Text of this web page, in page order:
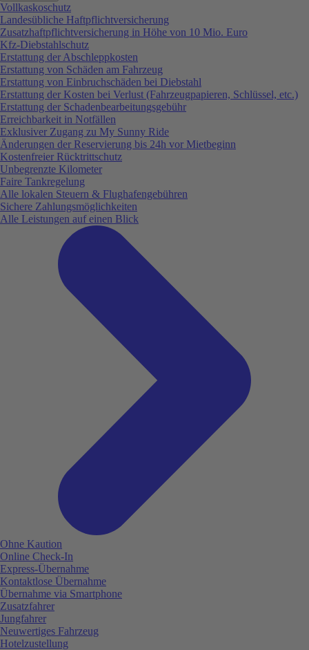
Vollkaskoschutz
Landesübliche Haftpflichtversicherung
Zusatzhaftpflichtversicherung in Höhe von 10 Mio. Euro
Kfz-Diebstahlschutz
Erstattung der Abschleppkosten
Erstattung von Schäden am Fahrzeug
Erstattung von Einbruchschäden bei Diebstahl
Erstattung der Kosten bei Verlust (Fahrzeugpapieren, Schlüssel, etc.)
Erstattung der Schadenbearbeitungsgebühr
Erreichbarkeit in Notfällen
Exklusiver Zugang zu My Sunny Ride
Änderungen der Reservierung bis 24h vor Mietbeginn
Kostenfreier Rücktrittschutz
Unbegrenzte Kilometer
Faire Tankregelung
Alle lokalen Steuern & Flughafengebühren
Sichere Zahlungsmöglichkeiten
Alle Leistungen auf einen Blick
Ohne Kaution
Online Check-In
Express-Übernahme
Kontaktlose Übernahme
Übernahme via Smartphone
Zusatzfahrer
Jungfahrer
Neuwertiges Fahrzeug
Hotelzustellung